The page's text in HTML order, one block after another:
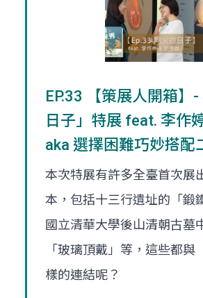
EP.33 【策展人開箱】
日子」特展 feat. 李作
aka 選擇困難巧妙搭配
本次特展有許多全臺首次展
本，包括十三行遺址的「鍛
國立清華大學後山清朝古墓
「玻璃頂戴」等，這些都與
樣的連結呢？